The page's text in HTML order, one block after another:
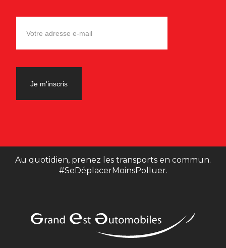
Au quotidien, prenez les transports en commun.
#SeDéplacerMoinsPolluer.